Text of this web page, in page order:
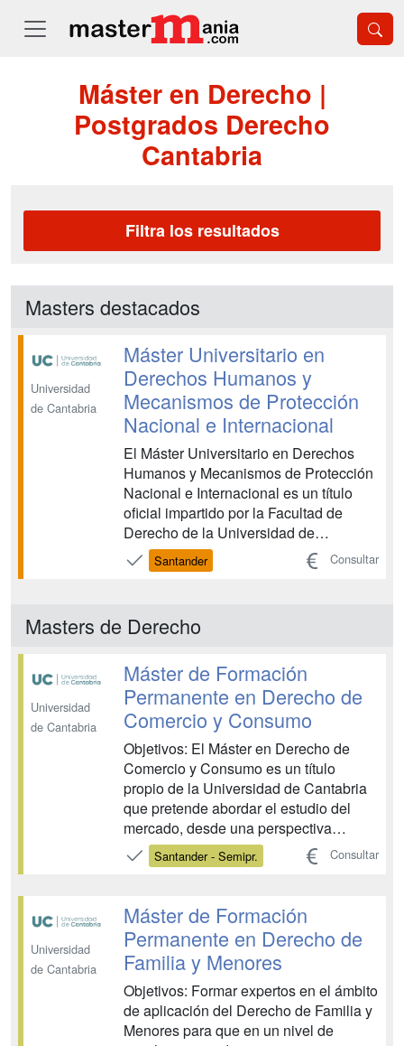
Máster en Derecho |
Postgrados Derecho
Cantabria
Filtra los resultados
Masters destacados
Universidad
de Cantabria
Máster Universitario en
Derechos Humanos y
Mecanismos de Protección
Nacional e Internacional
El Máster Universitario en Derechos
Humanos y Mecanismos de Protección
Nacional e Internacional es un título
oficial impartido por la Facultad de
Derecho de la Universidad de
Cantabria cuyo objetivo principal es
promover la adquisición de una
perspectiva especializada y
jurídicamente inter...
Santander Consultar
Masters de Derecho
Universidad
de Cantabria
Máster de Formación
Permanente en Derecho de
Comercio y Consumo
Objetivos: El Máster en Derecho de
Comercio y Consumo es un título
propio de la Universidad de Cantabria
que pretende abordar el estudio del
mercado, desde una perspectiva
jurídica, a través de los dos sujetos
intervinientes en el mismo, como son
Santander - Semipr. Consultar
Universidad
de Cantabria
Máster de Formación
Permanente en Derecho de
Familia y Menores
Objetivos: Formar expertos en el ámbito
de aplicación del Derecho de Familia y
Menores para que en un nivel de